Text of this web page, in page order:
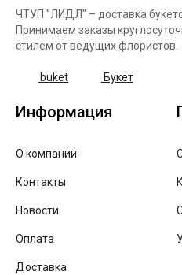
ЧТУП "ЛИДЛ" – доставка
Принимаем заказы
стилем от ведущих флористов.
buket Букет
Информация
О компании
Контакты
Новости
Оплата
Доставка